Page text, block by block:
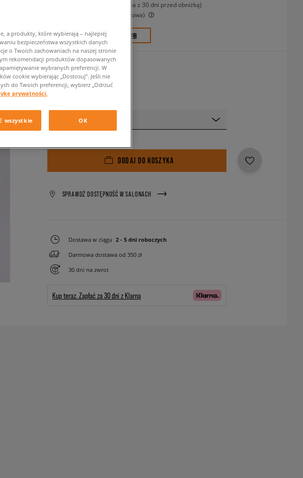
(najniższa cena z 30 dni przed obniżką)
(Cena początkowa)
✛ 580 PKT. WSIZEERCLUB
Kolor:czarny
Wybierz rozmiar
DODAJ DO KOSZYKA
SPRAWDŹ DOSTĘPNOŚĆ W SALONACH
Dostawa w ciągu 2 - 5 dni roboczych
Darmowa dostawa od 350 zł
30 dni na zwrot
Kup teraz. Zapłać za 30 dni z Klarną
a produkty, które wybierają – najlepiej
bezpieczeństwa wszystkich danych
o Twoich zachowaniach na naszej stronie
rekomendacji produktów dopasowanych
wybranych preferencji. W
cookie wybierając „Dostosuj”. Jeśli nie
do Twoich preferencji, wybierz „Odrzuć
prywatności.
wszystkie OK